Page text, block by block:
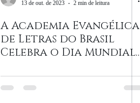
13 de out. de 2023
2 min de leitura
A Academia Evangélica
de Letras do Brasil
Celebra o Dia Mundial